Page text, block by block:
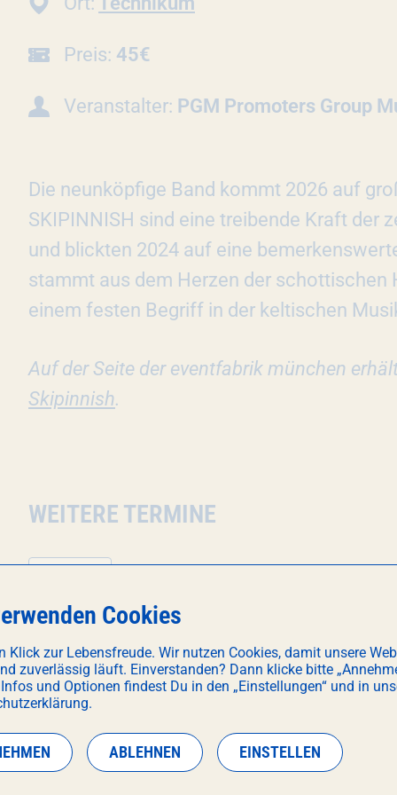
Preis: 45€
Veranstalter: PGM Promoters Group
Die neunköpfige Band kommt 2026 auf
SKIPINNISH sind eine treibende Kraft der
und blickten 2024 auf eine
stammt aus dem Herzen der schottischen
einem festen Begriff in der keltischen
Auf der Seite der eventfabrik münchen
Skipinnish.
WEITERE TERMINE
NOV Cookies
Klick zur Lebensfreude. Wir nutzen Cookies, damit unsere
zuverlässig läuft. Einverstanden? Dann klicke bitte
und Optionen findest Du in den „Einstellungen“ und in
ABLEHNEN EINSTELLEN